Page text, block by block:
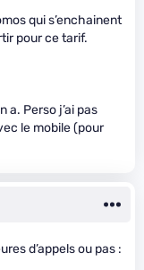
qui s’enchainent
pour ce tarif.
a. Perso j’ai pas
le mobile (pour
d’appels ou pas :